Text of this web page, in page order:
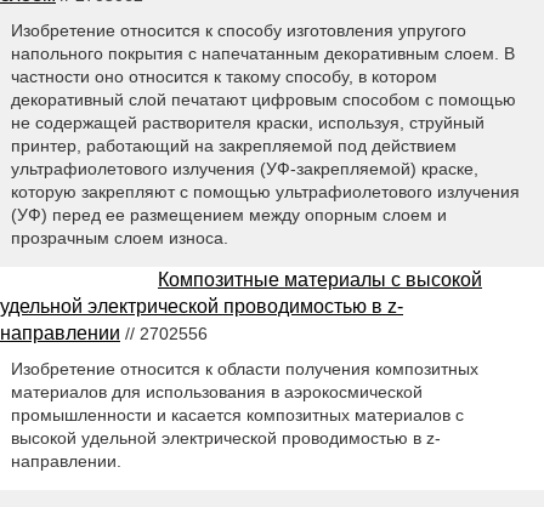
Изобретение относится к способу изготовления упругого
напольного покрытия с напечатанным декоративным слоем. В
частности оно относится к такому способу, в котором
декоративный слой печатают цифровым способом с помощью
не содержащей растворителя краски, используя, струйный
принтер, работающий на закрепляемой под действием
ультрафиолетового излучения (УФ-закрепляемой) краске,
которую закрепляют с помощью ультрафиолетового излучения
(УФ) перед ее размещением между опорным слоем и
прозрачным слоем износа.
Композитные материалы с высокой
удельной электрической проводимостью в z-
направлении // 2702556
Изобретение относится к области получения композитных
материалов для использования в аэрокосмической
промышленности и касается композитных материалов с
высокой удельной электрической проводимостью в z-
направлении.